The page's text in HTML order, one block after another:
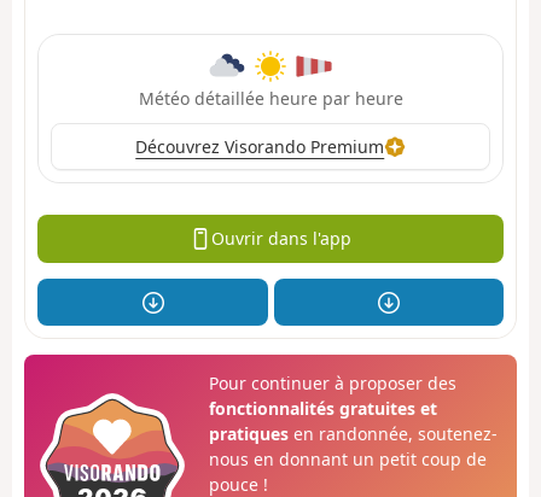
Météo détaillée heure par heure
Découvrez Visorando Premium
Ouvrir dans l'app
Pour continuer à proposer des
fonctionnalités gratuites et
pratiquesen randonnée, soutenez-
nous en donnant un petit coup de
pouce !